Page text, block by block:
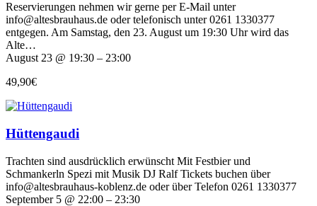
Reservierungen nehmen wir gerne per E-Mail unter
info@altesbrauhaus.de oder telefonisch unter 0261 1330377
entgegen. Am Samstag, den 23. August um 19:30 Uhr wird das
Alte…
August 23 @ 19:30 – 23:00
49,90€
Hüttengaudi
Trachten sind ausdrücklich erwünscht Mit Festbier und
Schmankerln Spezi mit Musik DJ Ralf Tickets buchen über
info@altesbrauhaus-koblenz.de oder über Telefon 0261 1330377
September 5 @ 22:00 – 23:30